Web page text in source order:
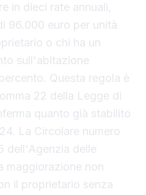
in dieci rate annuali,
96.000 euro per unità
o chi ha un
sull'abitazione
Questa regola è
22 della Legge di
quanto già stabilito
La Circolare numero
dell'Agenzia delle
maggiorazione non
il proprietario senza